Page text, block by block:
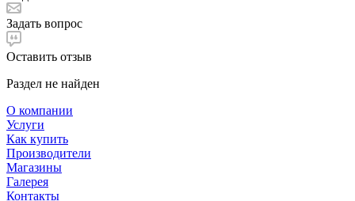
Задать вопрос
Оставить отзыв
Раздел не найден
О компании
Услуги
Как купить
Производители
Магазины
Галерея
Контакты